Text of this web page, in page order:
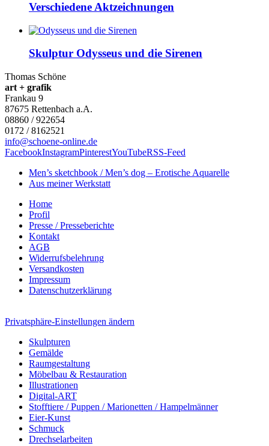
Verschiedene Aktzeichnungen
Skulptur Odysseus und die Sirenen
Thomas Schöne
art + grafik
Frankau 9
87675 Rettenbach a.A.
08860 / 922654
0172 / 8162521
info@schoene-online.de
FacebookInstagramPinterestYouTubeRSS-Feed
Men’s sketchbook / Men’s dog – Erotische Aquarelle
Aus meiner Werkstatt
Home
Profil
Presse / Presseberichte
Kontakt
AGB
Widerrufsbelehrung
Versandkosten
Impressum
Datenschutzerklärung
Privatsphäre-Einstellungen ändern
Skulpturen
Gemälde
Raumgestaltung
Möbelbau & Restauration
Illustrationen
Digital-ART
Stofftiere / Puppen / Marionetten / Hampelmänner
Eier-Kunst
Schmuck
Drechselarbeiten